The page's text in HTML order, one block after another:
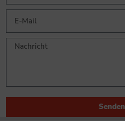
Senden